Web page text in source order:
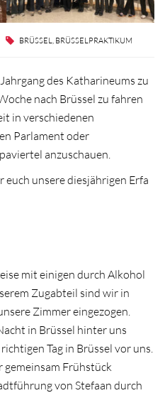
BRÜSSEL BRÜSSELPRAKTIKUM
des Katharineums zu
nach Brüssel zu fahren
in verschiedenen
Parlament oder
anzuschauen.
unsere diesjährigen Erfa
mit einigen durch Alkohol
Zugabteil sind wir in
Zimmer eingezogen.
in Brüssel hinter uns
Tag in Brüssel vor uns.
gemeinsam Frühstück
von Stefaan durch